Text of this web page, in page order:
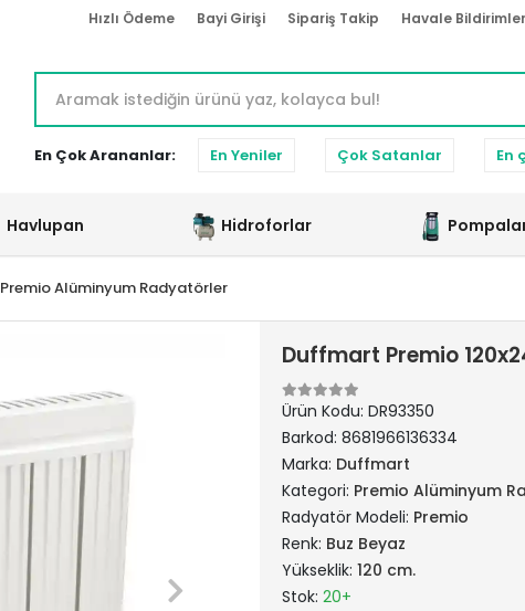
Hızlı Ödeme Bayi Girişi Sipariş Takip Havale
En Çok Arananlar: En Yeniler Çok Satanlar En
Havlupan Hidroforlar
Premio Alüminyum Radyatörler
Duffmart Premio
Ürün Kodu: DR93350
Barkod: 8681966136334
Marka: Duffmart
Kategori: Premio Alüminyum
Radyatör Modeli: Premio
Renk: Buz Beyaz
Yükseklik: 120 cm.
Stok: 20+